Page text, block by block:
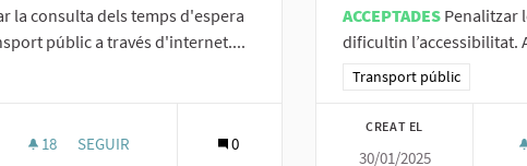
la consulta dels temps d'espera
públic a través d'internet....
categoria: Transport públic
18 18 SEGUIDORES
SEGUIR
FACILITAR LA CONSULTA ONLINE DELS TEMPS D'ESPERA A LES
0
ACCEPTADES Penalitzar
dificultin l’accessibilitat.
Resultats al filtrar per la
Transport públic
CREAT EL
30/01/2025